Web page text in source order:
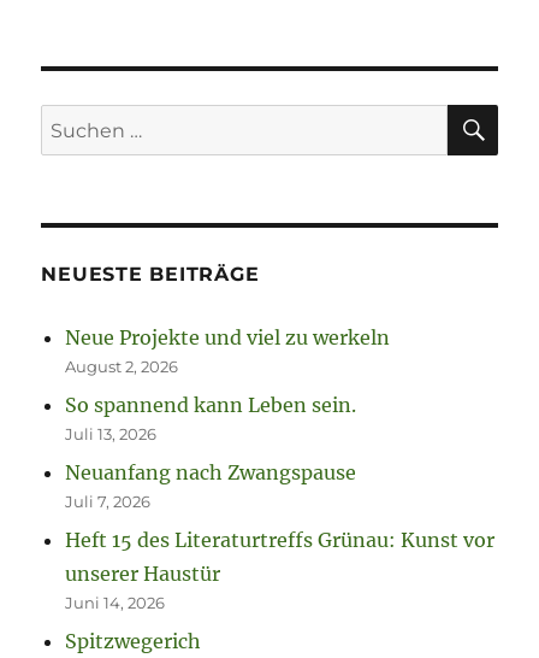
Suchen
nach:
NEUESTE BEITRÄGE
Neue Projekte und viel zu werkeln
August 2, 2026
So spannend kann Leben sein.
Juli 13, 2026
Neuanfang nach Zwangspause
Juli 7, 2026
Heft 15 des Literaturtreffs Grünau: Kunst vor
unserer Haustür
Juni 14, 2026
Spitzwegerich